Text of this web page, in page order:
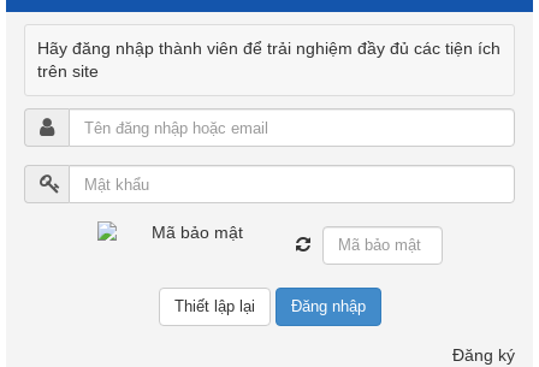
Hãy đăng nhập thành viên để trải nghiệm đầy đủ các tiện ích
trên site
Đăng nhập
Đăng ký